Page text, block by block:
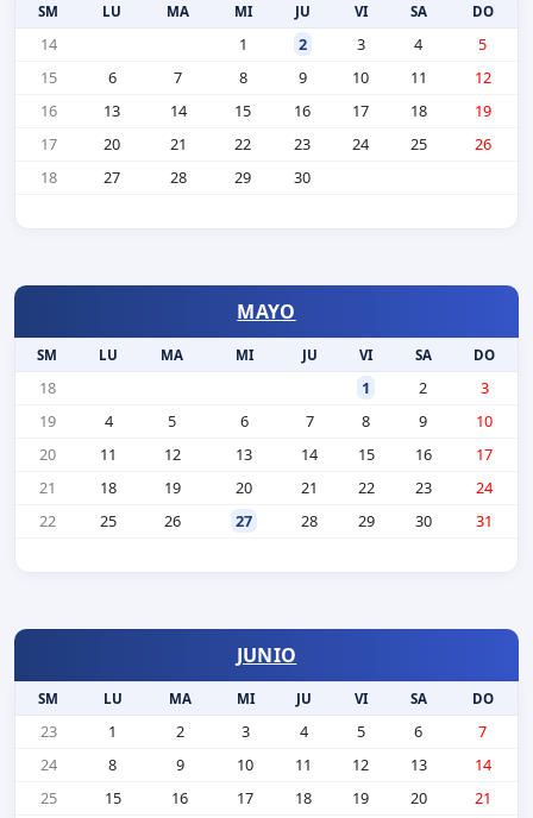
SM LU MA MI JU VI SA DO
14 1 2 3 4
5
15
6 7 8 9 10 11
12
16
13 14 15 16 17 18
19
17
20 21 22 23 24 25
26
18
27 28 29 30
MAYO
SM LU MA MI JU VI SA DO
18 1 2
3
19
4 5 6 7 8 9
10
20
11 12 13 14 15 16
17
21
18 19 20 21 22 23
24
22
25 26 27 28 29 30 31
JUNIO
SM LU MA MI JU VI SA DO
23 1 2 3 4 5 6
7
24
8 9 10 11 12 13
14
25
15 16 17 18 19 20
21